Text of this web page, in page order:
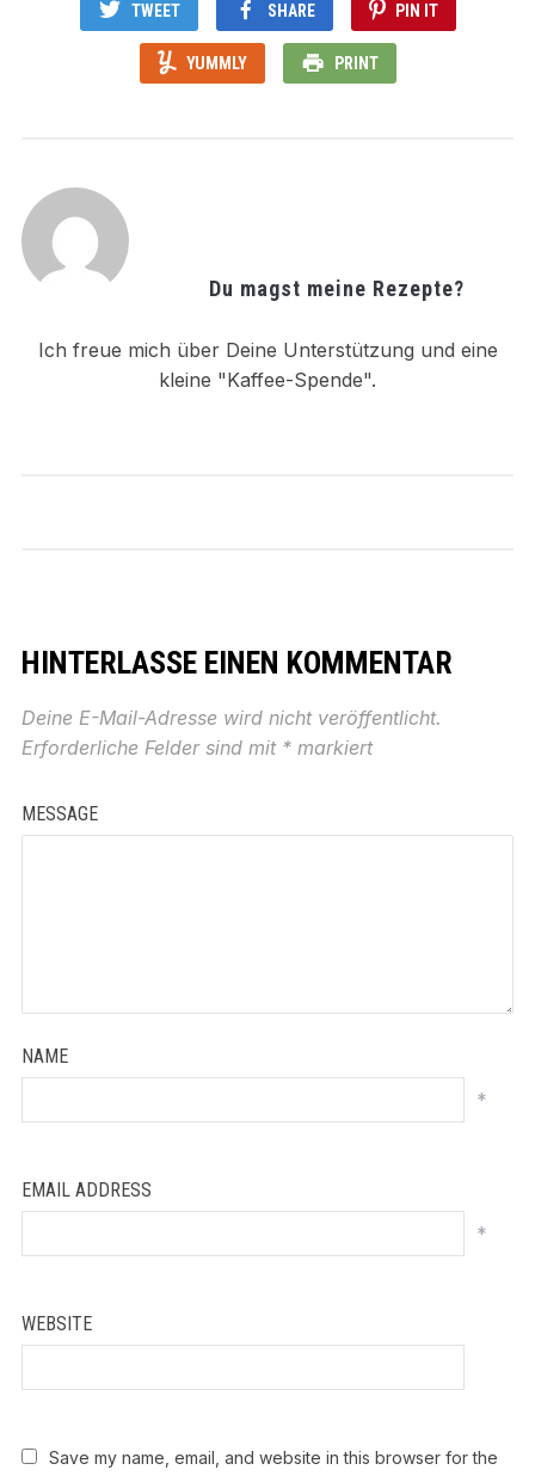
TWEET SHARE PIN IT
YUMMLY PRINT
Du magst meine Rezepte?
Ich freue mich über Deine Unterstützung und eine
kleine "Kaffee-Spende".
HINTERLASSE EINEN KOMMENTAR
Deine E-Mail-Adresse wird nicht veröffentlicht.
Erforderliche Felder sind mit *markiert
MESSAGE
NAME
*
EMAIL ADDRESS
*
WEBSITE
Save my name, email, and website in this browser for the